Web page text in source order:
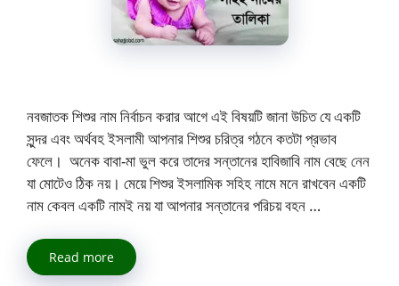
নবজাতক শিশুর নাম নির্বাচন করার আগে এই বিষয়টি জানা উচিত যে একটি
সুন্দর এবং অর্থবহ ইসলামী আপনার শিশুর চরিত্র গঠনে কতটা প্রভাব
ফেলে। অনেক বাবা-মা ভুল করে তাদের সন্তানের হাবিজাবি নাম বেছে নেন
যা মোটেও ঠিক নয়। মেয়ে শিশুর ইসলামিক সহিহ নামে মনে রাখবেন একটি
নাম কেবল একটি নামই নয় যা আপনার সন্তানের পরিচয় বহন …
Read more